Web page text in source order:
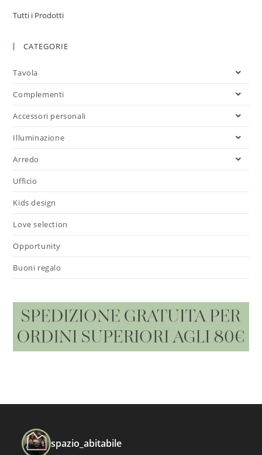
Tutti i Prodotti
CATEGORIE
Tavola
Complementi
Accessori personali
Illuminazione
Arredo
Ufficio
Kids design
Love selection
Opportunity
Buoni regalo
spazio_abitabile